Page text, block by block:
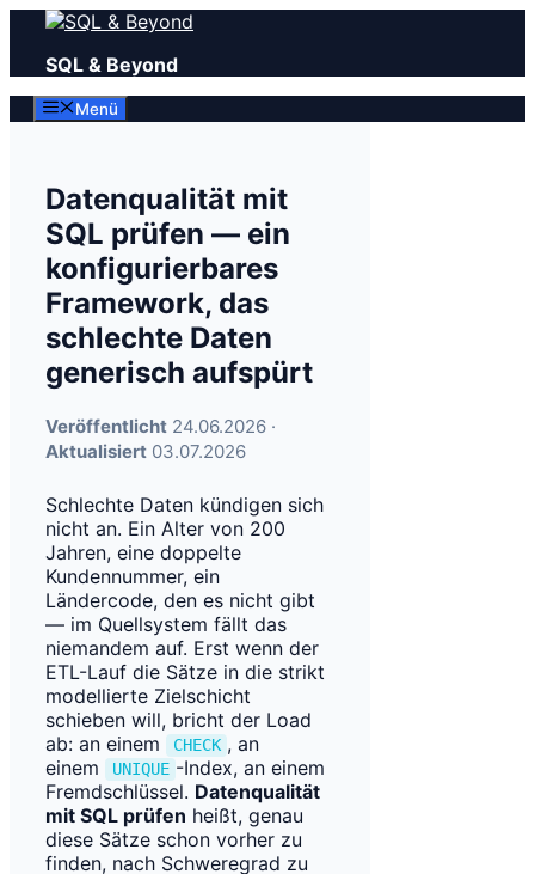
Zum
springen
SQL & Beyond
Menü
Datenqualität mit
SQL prüfen — ein
konfigurierbares
Framework, das
schlechte Daten
generisch aufspürt
Veröffentlicht 24.06.2026 ·
Aktualisiert 03.07.2026
Schlechte Daten kündigen sich
nicht an. Ein Alter von 200
Jahren, eine doppelte
Kundennummer, ein
Ländercode, den es nicht gibt
— im Quellsystem fällt das
niemandem auf. Erst wenn der
ETL-Lauf die Sätze in die strikt
modellierte Zielschicht
schieben will, bricht der Load
ab: an einem
CHECK , an
einem
UNIQUE -Index, an einem
Fremdschlüssel. Datenqualität
mit SQL prüfen heißt, genau
diese Sätze schon vorher zu
finden, nach Schweregrad zu